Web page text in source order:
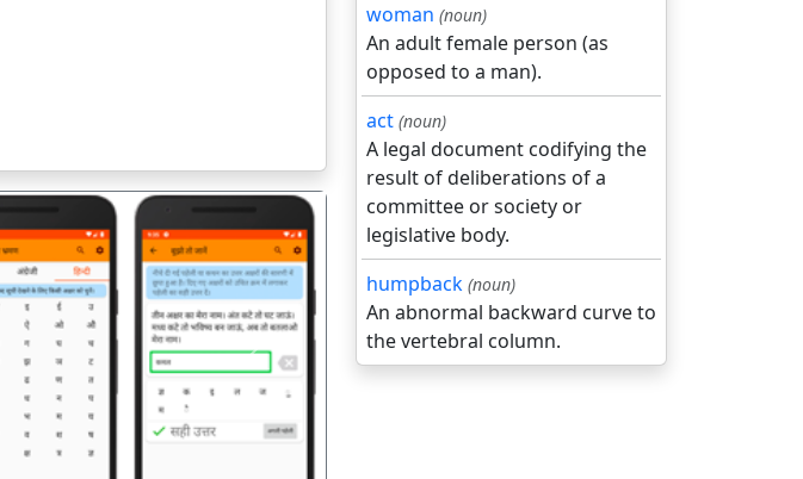
अगला
woman (noun)
An adult female person (as
opposed to a man).
act (noun)
A legal document codifying the
result of deliberations of a
committee or society or
legislative body.
humpback (noun)
An abnormal backward curve to
the vertebral column.